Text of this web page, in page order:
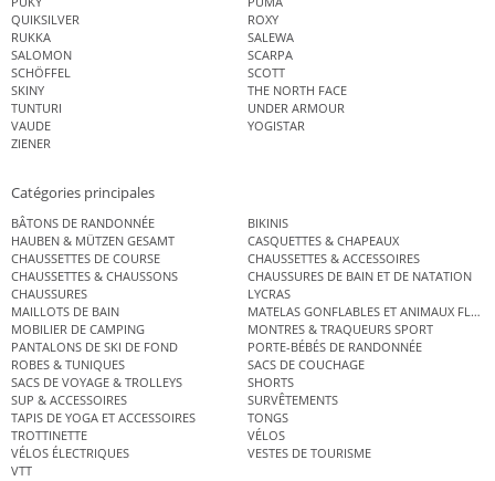
QUIKSILVER
ROXY
RUKKA
SALEWA
SALOMON
SCARPA
SCHÖFFEL
SCOTT
SKINY
THE NORTH FACE
TUNTURI
UNDER ARMOUR
VAUDE
YOGISTAR
ZIENER
Catégories principales
BÂTONS DE RANDONNÉE
BIKINIS
HAUBEN & MÜTZEN GESAMT
CASQUETTES & CHAPEAUX
CHAUSSETTES DE COURSE
CHAUSSETTES & ACCESSOIRES
CHAUSSETTES & CHAUSSONS
CHAUSSURES DE BAIN ET DE NATATION
CHAUSSURES
LYCRAS
MAILLOTS DE BAIN
MATELAS GONFLABLES ET ANIMAUX
MOBILIER DE CAMPING
MONTRES & TRAQUEURS SPORT
PANTALONS DE SKI DE FOND
PORTE-BÉBÉS DE RANDONNÉE
ROBES & TUNIQUES
SACS DE COUCHAGE
SACS DE VOYAGE & TROLLEYS
SHORTS
SUP & ACCESSOIRES
SURVÊTEMENTS
TAPIS DE YOGA ET ACCESSOIRES
TONGS
TROTTINETTE
VÉLOS
VÉLOS ÉLECTRIQUES
VESTES DE TOURISME
VTT